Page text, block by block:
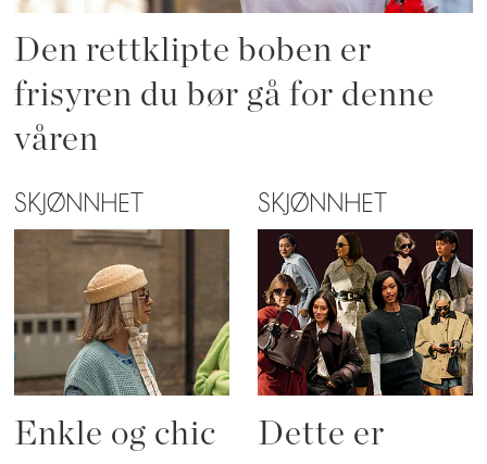
Den rettklipte boben er
frisyren du bør gå for denne
våren
SKJØNNHET
Enkle og chic
SKJØNNHET
Dette er